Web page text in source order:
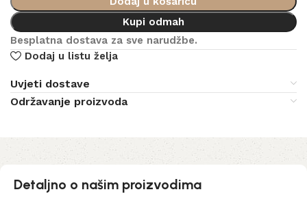
Kupi odmah
Besplatna dostava za sve narudžbe.
Dodaj u listu želja
Uvjeti dostave
Održavanje proizvoda
Detaljno o našim proizvodima